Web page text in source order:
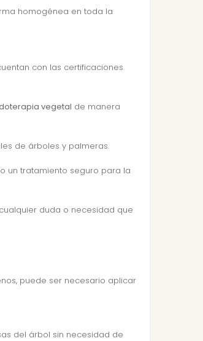
homogénea en toda la
con las certificaciones
vegetal de manera
de árboles y palmeras.
un tratamiento seguro para la
duda o necesidad que
puede ser necesario aplicar
del árbol sin necesidad de